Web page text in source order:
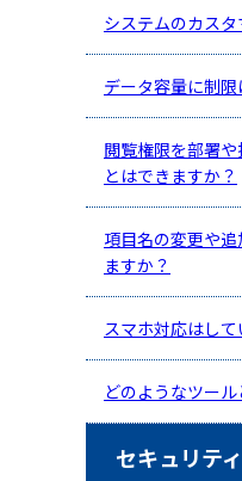
システムのカス
データ容量に制
閲覧権限を部署
とはできますか？
項目名の変更や
ますか？
スマホ対応はして
どのようなツー
セキュリティ